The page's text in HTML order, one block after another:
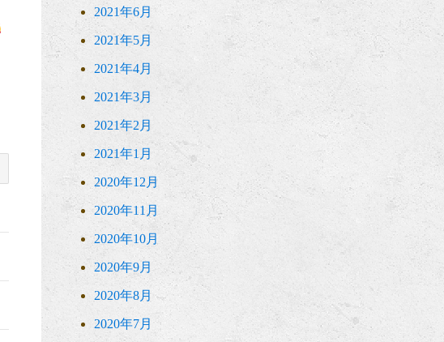
2021年6月
2021年5月
2021年4月
2021年3月
2021年2月
2021年1月
2020年12月
2020年11月
2020年10月
2020年9月
2020年8月
2020年7月